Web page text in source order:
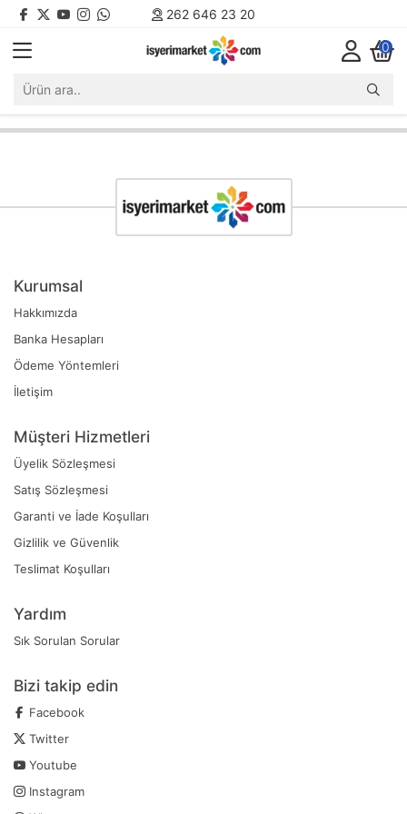
262 646 23 20
0
Kurumsal
Hakkımızda
Banka Hesapları
Ödeme Yöntemleri
İletişim
Müşteri Hizmetleri
Üyelik Sözleşmesi
Satış Sözleşmesi
Garanti ve İade Koşulları
Gizlilik ve Güvenlik
Teslimat Koşulları
Yardım
Sık Sorulan Sorular
Bizi takip edin
Facebook
Twitter
Youtube
Instagram